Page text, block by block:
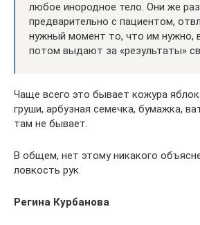
любое инородное тело. Они же
предварительно с пациентом,
нужный момент то, что им нужно,
потом выдают за «результаты»
Чаще всего это бывает кожура
груши, арбузная семечка, бумажка,
там не бывает.
В общем, нет этому никакого
ловкость рук.
Регина Курбанова